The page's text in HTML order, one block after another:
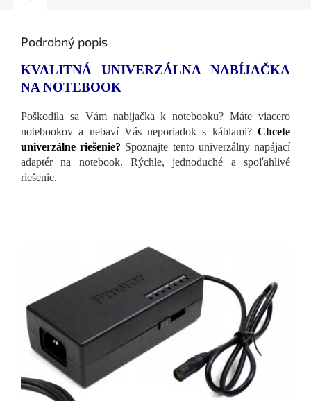
Podrobný popis
KVALITNÁ UNIVERZÁLNA NABÍJAČKA
NA NOTEBOOK
Poškodila sa Vám nabíjačka k notebooku? Máte viacero
notebookov a nebaví Vás neporiadok s káblami? Chcete
univerzálne riešenie? Spoznajte tento univerzálny napájací
adaptér na notebook. Rýchle, jednoduché a spoľahlivé
riešenie.